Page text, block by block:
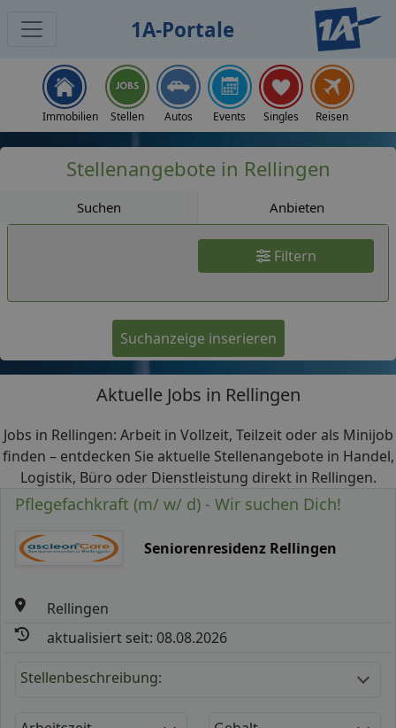
1A-Portale
Immobilien Stellen Autos Events Singles Reisen
Stellenangebote in Rellingen
Suchen Anbieten
Filtern
Suchanzeige inserieren
Aktuelle Jobs in Rellingen
Jobs in Rellingen: Arbeit in Vollzeit, Teilzeit oder als Minijob
finden – entdecken Sie aktuelle Stellenangebote in Handel,
Logistik, Büro oder Dienstleistung direkt in Rellingen.
Pflegefachkraft (m/ w/ d) - Wir suchen Dich!
Seniorenresidenz Rellingen
Rellingen
aktualisiert seit: 08.08.2026
Stellenbeschreibung: